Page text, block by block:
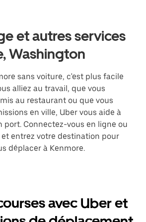
et autres services
Washington
sans voiture, c'est plus facile
alliez au travail, que vous
au restaurant ou que vous
en ville, Uber vous aide à
port. Connectez-vous en ligne ou
et entrez votre destination pour
déplacer à Kenmore.
avec Uber et